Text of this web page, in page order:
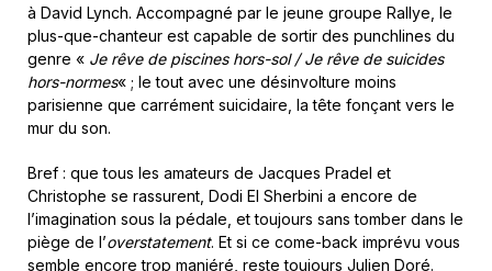
à David Lynch. Accompagné par le jeune groupe Rallye, le
plus-que-chanteur est capable de sortir des punchlines du
genre « Je rêve de piscines hors-sol / Je rêve de suicides
hors-normes« ; le tout avec une désinvolture moins
parisienne que carrément suicidaire, la tête fonçant vers le
mur du son.
Bref : que tous les amateurs de Jacques Pradel et
Christophe se rassurent, Dodi El Sherbini a encore de
l’imagination sous la pédale, et toujours sans tomber dans le
piège de l’overstatement. Et si ce come-back imprévu vous
semble encore trop maniéré, reste toujours Julien Doré.